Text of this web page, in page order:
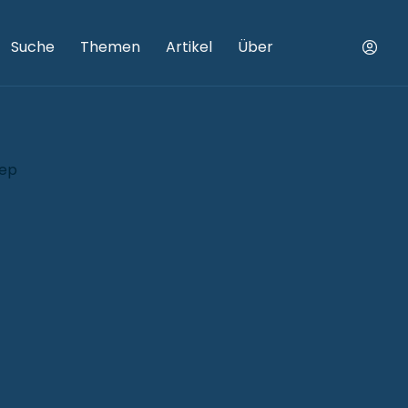
Suche Themen Artikel Über